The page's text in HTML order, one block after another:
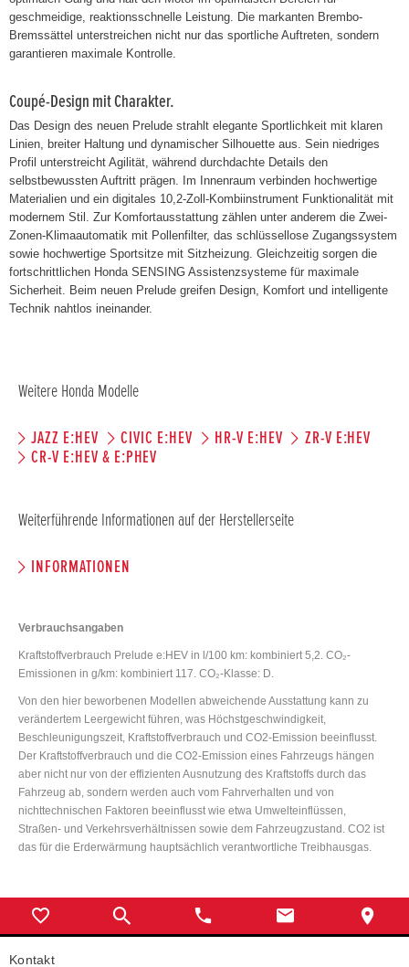
geschmeidige, reaktionsschnelle Leistung. Die markanten Brembo-
Bremssättel unterstreichen nicht nur das sportliche Auftreten, sondern
garantieren maximale Kontrolle.
Coupé-Design mit Charakter.
Das Design des neuen Prelude strahlt elegante Sportlichkeit mit klaren
Linien, breiter Haltung und dynamischer Silhouette aus. Sein niedriges
Profil unterstreicht Agilität, während durchdachte Details den
selbstbewussten Auftritt prägen. Im Innenraum verbinden hochwertige
Materialien und ein digitales 10,2-Zoll-Kombiinstrument Funktionalität mit
modernem Stil. Zur Komfortausstattung zählen unter anderem die Zwei-
Zonen-Klimaautomatik mit Pollenfilter, das schlüssellose Zugangssystem
sowie hochwertige Sportsitze mit Sitzheizung. Gleichzeitig sorgen die
fortschrittlichen Honda SENSING Assistenzsysteme für maximale
Sicherheit. Beim neuen Prelude greifen Design, Komfort und intelligente
Technik nahtlos ineinander.
Weitere Honda Modelle
JAZZ E:HEV CIVIC E:HEV HR-V E:HEV
ZR-V E:HEV
CR-V E:HEV & E:PHEV
Weiterführende Informationen auf der Herstellerseite
INFORMATIONEN
Verbrauchsangaben
Kraftstoffverbrauch Prelude e:HEV in l/100 km: kombiniert 5,2. CO₂-
Emissionen in g/km: kombiniert 117. CO₂-Klasse: D.
Von den hier beworbenen Modellen abweichende Ausstattung kann zu
verändertem Leergewicht führen, was Höchstgeschwindigkeit,
Beschleunigungszeit, Kraftstoffverbrauch und CO2-Emission beeinflusst.
Der Kraftstoffverbrauch und die CO2-Emission eines Fahrzeugs hängen
aber nicht nur von der effizienten Ausnutzung des Kraftstoffs durch das
Fahrzeug ab, sondern werden auch vom Fahrverhalten und von
nichttechnischen Faktoren beeinflusst wie etwa Umwelteinflüssen,
Straßen- und Verkehrsverhältnissen sowie dem Fahrzeugzustand. CO2 ist
das für die Erderwärmung hauptsächlich verantwortliche Treibhausgas.
Kontakt